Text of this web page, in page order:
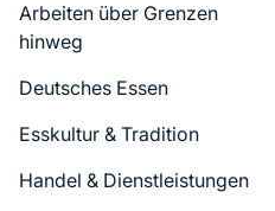
Arbeiten über Grenzen
hinweg
Deutsches Essen
Esskultur & Tradition
Handel & Dienstleistungen